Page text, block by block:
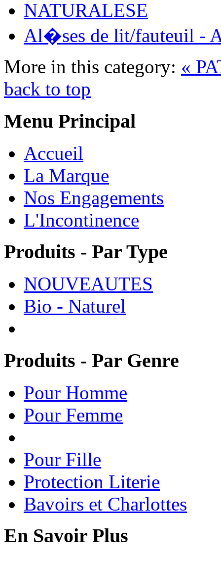
NATURALESE
Al�ses de lit/fauteuil -
More in this category: «
back to top
Menu Principal
Accueil
La Marque
Nos Engagements
L'Incontinence
Produits - Par Type
NOUVEAUTES
Bio - Naturel
Produits - Par Genre
Pour Homme
Pour Femme
Pour Fille
Protection Literie
Bavoirs et Charlottes
En Savoir Plus